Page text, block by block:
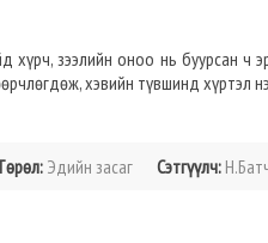
хүрч, зээлийн оноо нь буурсан ч
хэвийн түвшинд хүртэл
Эдийн засаг Сэтгүүлч: